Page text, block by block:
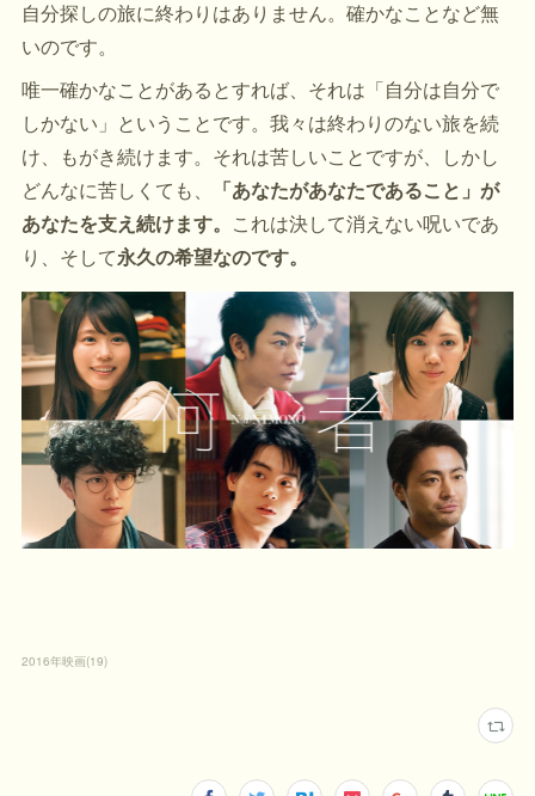
自分探しの旅に終わりはありません。確かなことなど無
いのです。
唯一確かなことがあるとすれば、それは「自分は自分で
しかない」ということです。我々は終わりのない旅を続
け、もがき続けます。それは苦しいことですが、しかし
どんなに苦しくても、
「あなたがあなたであること」が
あなたを支え続けます。 これは決して消えない呪いであ
り、そして永久の希望なのです。
2016年映画(19)